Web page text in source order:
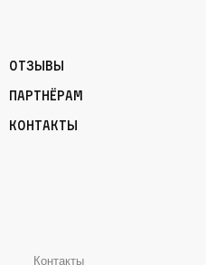
Отзывы
Партнёрам
Контакты
Контакты